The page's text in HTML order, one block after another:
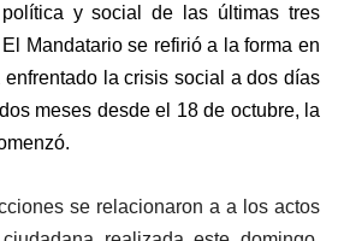
y social de las últimas tres
Mandatario se refirió a la forma en
la crisis social a dos días
meses desde el 18 de octubre, la
se relacionaron a a los actos